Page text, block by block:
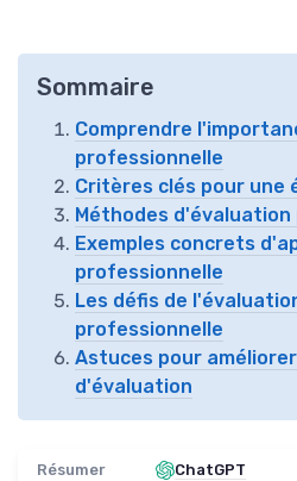
Sommaire
Comprendre
professionnelle
Critères clés pour une
Méthodes
Exemples concrets
professionnelle
Les défis de
professionnelle
Astuces pour
d'évaluation
Résumer ChatGPT